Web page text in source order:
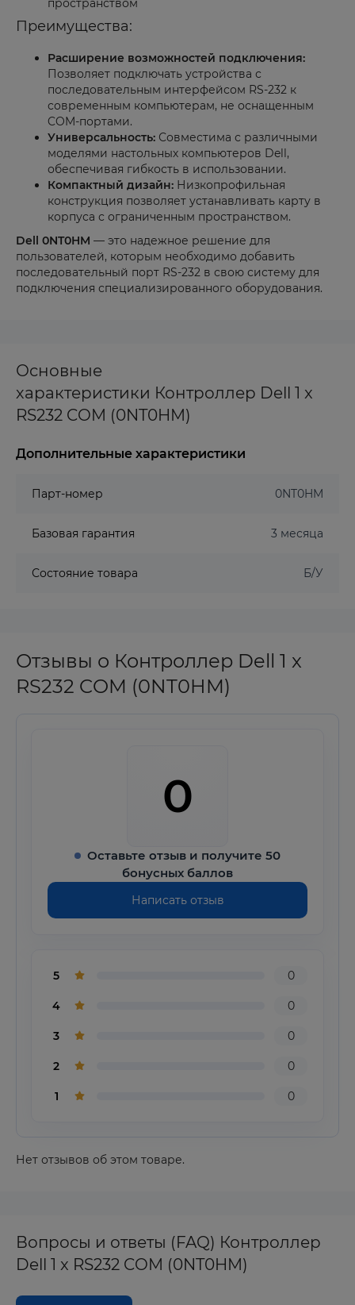
пространством
Преимущества:
Расширение возможностей подключения:
Позволяет подключать устройства с
последовательным интерфейсом RS-232 к
современным компьютерам, не оснащенным
COM-портами.
Универсальность: Совместима с различными
моделями настольных компьютеров Dell,
обеспечивая гибкость в использовании.
Компактный дизайн: Низкопрофильная
конструкция позволяет устанавливать карту в
корпуса с ограниченным пространством.
Dell 0NT0HM — это надежное решение для
пользователей, которым необходимо добавить
последовательный порт RS-232 в свою систему для
подключения специализированного оборудования.
Основные
характеристики Контроллер Dell 1 x
RS232 COM (0NT0HM)
Дополнительные характеристики
Парт-номер 0NT0HM
Базовая гарантия 3 месяца
Состояние товара Б/У
Отзывы о Контроллер Dell 1 x
RS232 COM (0NT0HM)
0
Оставьте отзыв и получите 50
бонусных баллов
Написать отзыв
5 0
4 0
3 0
2 0
1 0
Нет отзывов об этом товаре.
Вопросы и ответы (FAQ) Контроллер
Dell 1 x RS232 COM (0NT0HM)